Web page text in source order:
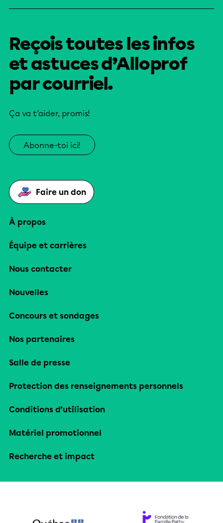
Reçois toutes les infos
et astuces d’Alloprof
par courriel.
Ça va t’aider, promis!
Abonne-toi ici!
Faire un don
À propos
Équipe et carrières
Nous contacter
Nouvelles
Concours et sondages
Nos partenaires
Salle de presse
Protection des renseignements personnels
Conditions d’utilisation
Matériel promotionnel
Recherche et impact